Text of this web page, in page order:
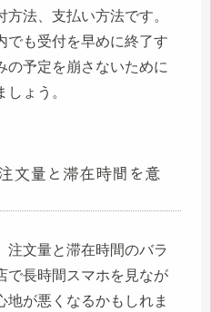
法、支払い方法です。
でも受付を早めに終了す
の予定を崩さないために
ょう。
文量と滞在時間を意
注文量と滞在時間のバラ
で長時間スマホを見なが
地が悪くなるかもしれま